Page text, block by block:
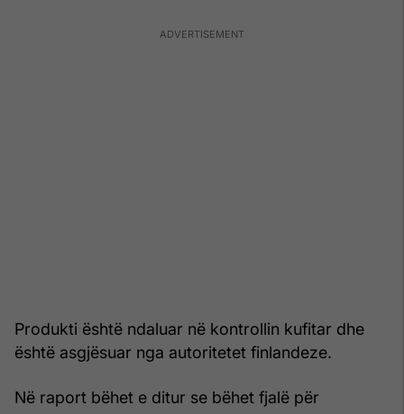
Produkti është ndaluar në kontrollin kufitar dhe
është asgjësuar nga autoritetet finlandeze.
Në raport bëhet e ditur se bëhet fjalë për